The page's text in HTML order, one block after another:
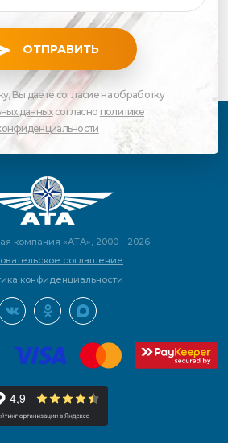
ОТПРАВИТЬ
Вы даете согласие на обработку
данныхсогласно политике
компания «АТА», 2000—2026
соглашение
конфиденциальности